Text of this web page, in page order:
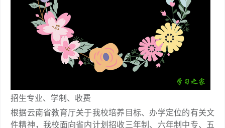
招生专业、学制、收费
根据云南省教育厅关于我校培养目标、办学定位的有关文
件精神，我校面向省内计划招收三年制、六年制中专、五